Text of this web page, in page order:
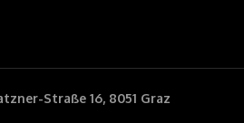
Straße 16, 8051 Graz